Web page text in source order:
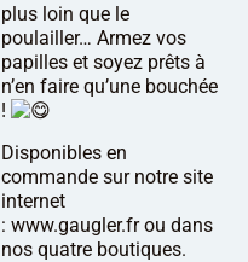
plus loin que le
poulailler… Armez vos
papilles et soyez prêts à
n’en faire qu’une bouchée
!
Disponibles en
commande sur notre site
internet
: www.gaugler.frou dans
nos quatre boutiques.